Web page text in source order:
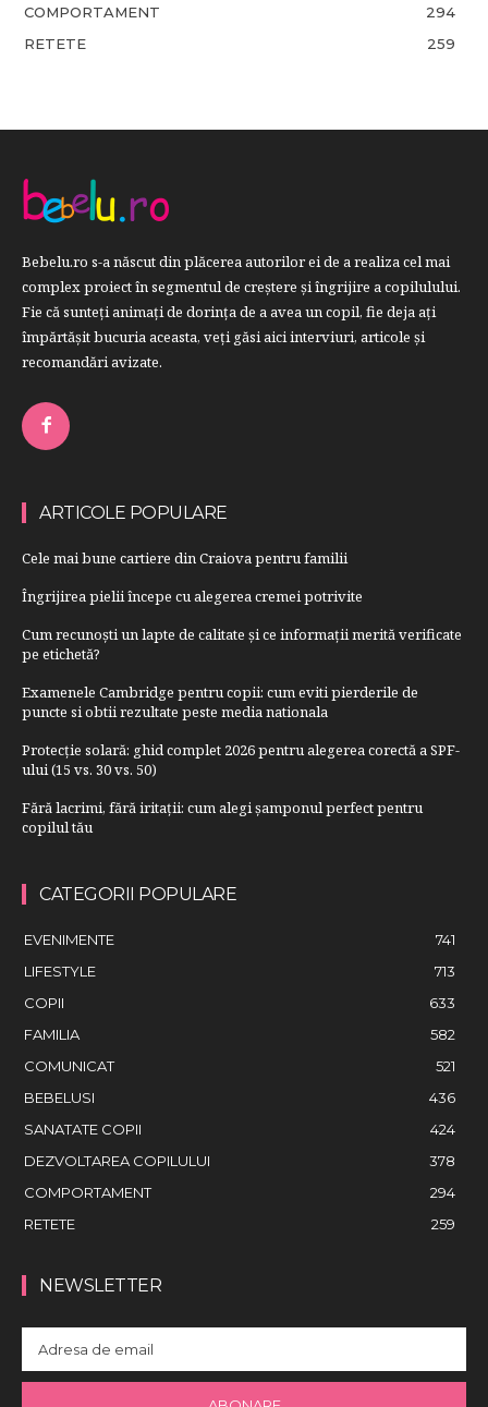
COMPORTAMENT
294
RETETE
259
Bebelu.ro s-a născut din plăcerea autorilor ei de a realiza cel mai
complex proiect în segmentul de creştere şi îngrijire a copilulului.
Fie că sunteţi animaţi de dorinţa de a avea un copil, fie deja aţi
împărtăşit bucuria aceasta, veți găsi aici interviuri, articole şi
recomandări avizate.
ARTICOLE POPULARE
Cele mai bune cartiere din Craiova pentru familii
Îngrijirea pielii începe cu alegerea cremei potrivite
Cum recunoști un lapte de calitate și ce informații merită verificate
pe etichetă?
Examenele Cambridge pentru copii: cum eviti pierderile de
puncte si obtii rezultate peste media nationala
Protecție solară: ghid complet 2026 pentru alegerea corectă a SPF-
ului (15 vs. 30 vs. 50)
Fără lacrimi, fără iritații: cum alegi șamponul perfect pentru
copilul tău
CATEGORII POPULARE
EVENIMENTE
741
LIFESTYLE
713
COPII
633
FAMILIA
582
COMUNICAT
521
BEBELUSI
436
SANATATE COPII
424
DEZVOLTAREA COPILULUI
378
COMPORTAMENT
294
RETETE
259
NEWSLETTER